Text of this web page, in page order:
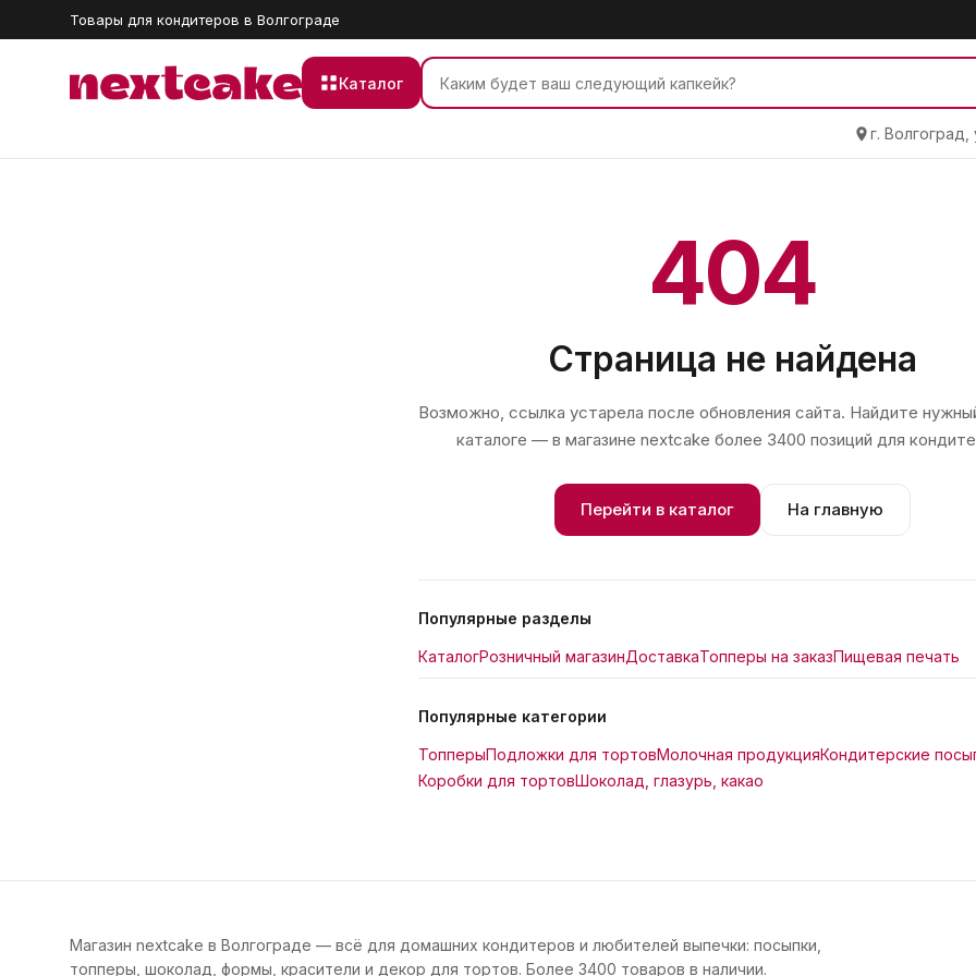
Товары для кондитеров в Волгограде
Каталог
г.
404
Страница не найдена
Возможно, ссылка устарела после обновления сайта. Найдите
каталоге — в магазине nextcake более 3400 позиций для
Перейти в каталог На главную
Популярные разделы
КаталогРозничный магазинДоставкаТопперы на заказПищевая печать
Популярные категории
ТопперыПодложки для тортовМолочная продукцияКондитерские
Коробки для тортовШоколад, глазурь, какао
Магазин nextcake в Волгограде — всё для домашних кондитеров и любителей выпечки: посыпки,
топперы, шоколад, формы, красители и декор для тортов. Более 3400 товаров в наличии.